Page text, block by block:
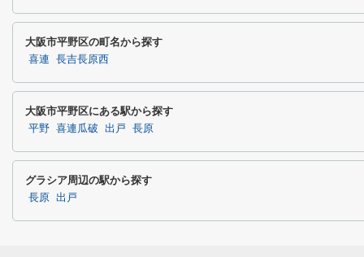
大阪市平野区の町名から探す
喜連 長吉長原西
大阪市平野区にある駅から探す
平野 喜連瓜破 出戸 長原
グラシア周辺の駅から探す
長原 出戸